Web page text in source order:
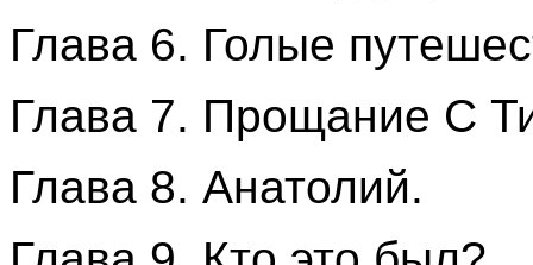
Глава 6. Голые
Глава 7. Прощание С
Глава 8. Анатолий.